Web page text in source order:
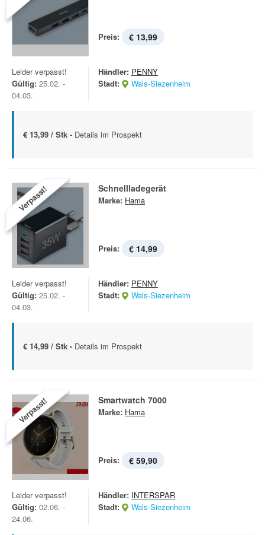
Preis: € 13,99
Leider verpasst!
Gültig: 25.02. -
04.03.
Händler: PENNY
Stadt:
Wals-Siezenheim
€ 13,99 / Stk - Details im Prospekt
Verpasst! Schnellladegerät
Marke: Hama
Preis: € 14,99
Leider verpasst!
Gültig: 25.02. -
04.03.
Händler: PENNY
Stadt:
Wals-Siezenheim
€ 14,99 / Stk - Details im Prospekt
Verpasst! Smartwatch 7000
Marke: Hama
Preis: € 59,90
Leider verpasst!
Gültig: 02.06. -
24.06.
Händler: INTERSPAR
Stadt:
Wals-Siezenheim